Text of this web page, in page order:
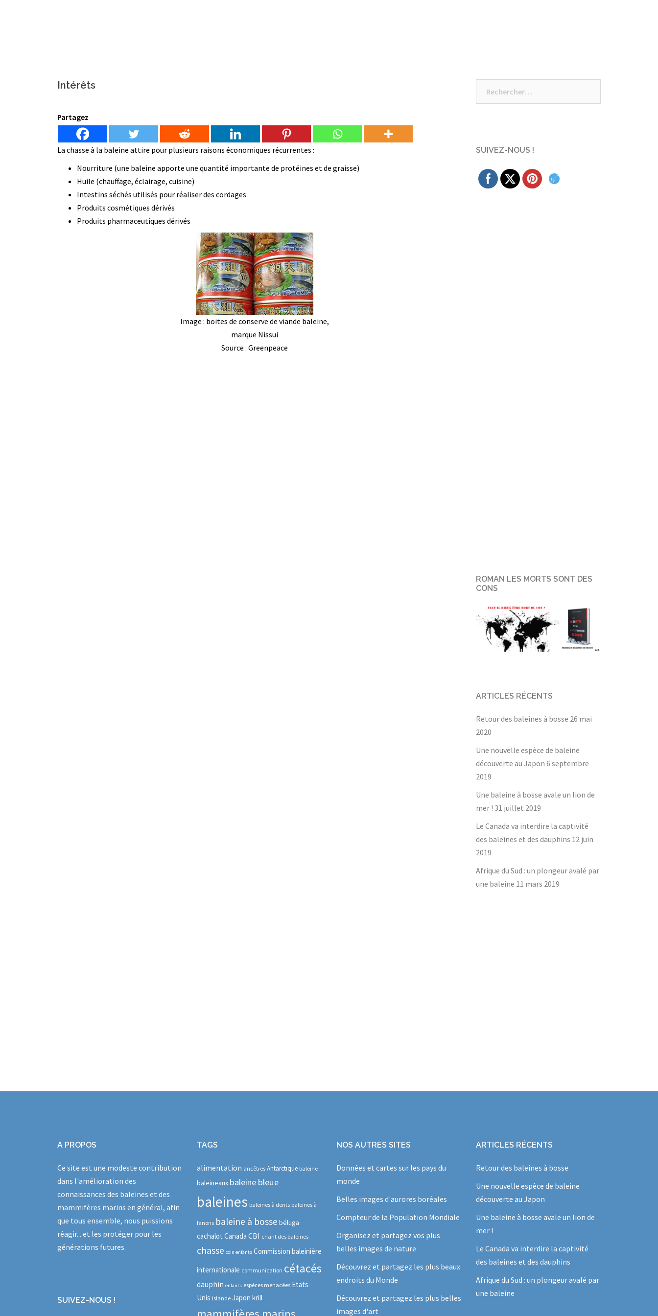
Intérêts
Partagez
La chasse à la baleine attire pour plusieurs raisons économiques récurrentes :
Nourriture (une baleine apporte une quantité importante de protéines et de graisse)
Huile (chauffage, éclairage, cuisine)
Intestins séchés utilisés pour réaliser des cordages
Produits cosmétiques dérivés
Produits pharmaceutiques dérivés
Image : boites de conserve de viande baleine,
marque Nissui
Source : Greenpeace
SUIVEZ-NOUS !
ROMAN LES MORTS SONT DES
CONS
ARTICLES RÉCENTS
Retour des baleines à bosse 26 mai
2020
Une nouvelle espèce de baleine
découverte au Japon 6 septembre
2019
Une baleine à bosse avale un lion de
mer ! 31 juillet 2019
Le Canada va interdire la captivité
des baleines et des dauphins 12 juin
2019
Afrique du Sud : un plongeur avalé par
une baleine 11 mars 2019
A PROPOS
Ce site est une modeste contribution
dans l'amélioration des
connaissances des baleines et des
mammifères marins en général, afin
que tous ensemble, nous puissions
réagir... et les protéger pour les
générations futures.
SUIVEZ-NOUS !
TAGS
alimentation ancêtres Antarctique baleine
baleineaux baleine bleue
baleines baleines à dents baleines à
fanons baleine à bosse béluga
cachalot Canada CBI chant des baleines
chasse coin enfants Commission baleinière
internationale communication cétacés
dauphin enfants espèces menacées Etats-
Unis Islande Japon krill
NOS AUTRES SITES
Données et cartes sur les pays du
monde
Belles images d'aurores boréales
Compteur de la Population Mondiale
Organisez et partagez vos plus
belles images de nature
Découvrez et partagez les plus beaux
endroits du Monde
Découvrez et partagez les plus belles
images d'art
ARTICLES RÉCENTS
Retour des baleines à bosse
Une nouvelle espèce de baleine
découverte au Japon
Une baleine à bosse avale un lion de
mer !
Le Canada va interdire la captivité
des baleines et des dauphins
Afrique du Sud : un plongeur avalé par
une baleine